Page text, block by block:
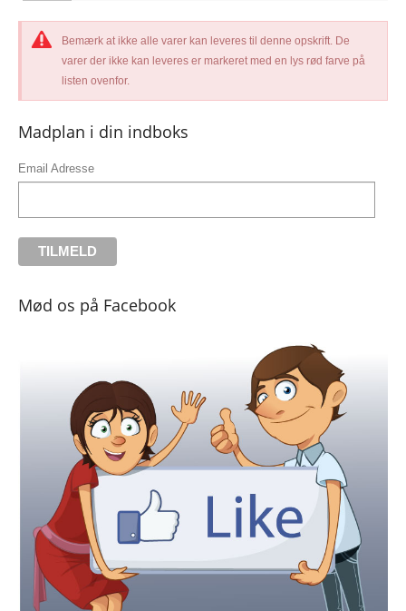
Bemærk at ikke alle varer kan leveres til denne opskrift. De
varer der ikke kan leveres er markeret med en lys rød farve på
listen ovenfor.
Madplan i din indboks
Email Adresse
Mød os på Facebook